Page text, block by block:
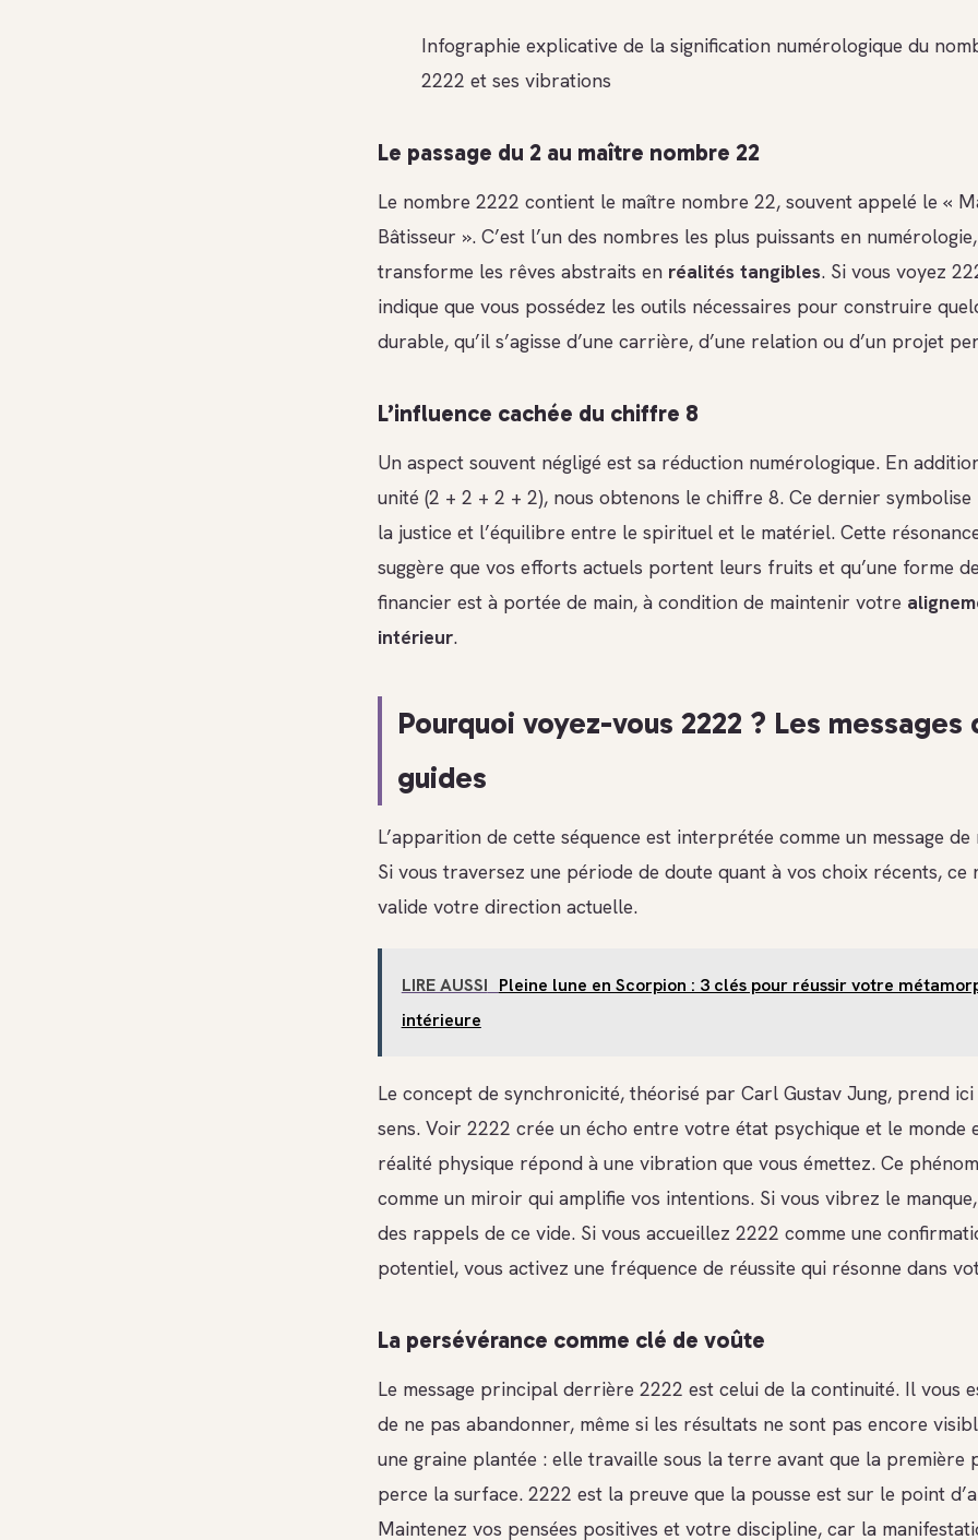
Infographie explicative de la signification numérologique du
2222 et ses vibrations
Le passage du 2 au maître nombre 22
Le nombre 2222 contient le maître nombre 22, souvent appelé le «
Bâtisseur ». C’est l’un des nombres les plus puissants en
transforme les rêves abstraits en réalités tangibles. Si vous voyez
indique que vous possédez les outils nécessaires pour construire
durable, qu’il s’agisse d’une carrière, d’une relation ou d’un projet
L’influence cachée du chiffre 8
Un aspect souvent négligé est sa réduction numérologique. En
unité (2 + 2 + 2 + 2), nous obtenons le chiffre 8. Ce dernier symbolise
la justice et l’équilibre entre le spirituel et le matériel. Cette
suggère que vos efforts actuels portent leurs fruits et qu’une forme
financier est à portée de main, à condition de maintenir votre
intérieur.
Pourquoi voyez-vous 2222 ? Les messages
guides
L’apparition de cette séquence est interprétée comme un message de
Si vous traversez une période de doute quant à vos choix récents, ce
valide votre direction actuelle.
LIRE AUSSI Pleine lune en Scorpion : 3 clés pour réussir votre
intérieure
Le concept de synchronicité, théorisé par Carl Gustav Jung, prend
sens. Voir 2222 crée un écho entre votre état psychique et le monde
réalité physique répond à une vibration que vous émettez. Ce
comme un miroir qui amplifie vos intentions. Si vous vibrez le
des rappels de ce vide. Si vous accueillez 2222 comme une
potentiel, vous activez une fréquence de réussite qui résonne dans
La persévérance comme clé de voûte
Le message principal derrière 2222 est celui de la continuité. Il vous
de ne pas abandonner, même si les résultats ne sont pas encore
une graine plantée : elle travaille sous la terre avant que la première
perce la surface. 2222 est la preuve que la pousse est sur le point
Maintenez vos pensées positives et votre discipline, car la